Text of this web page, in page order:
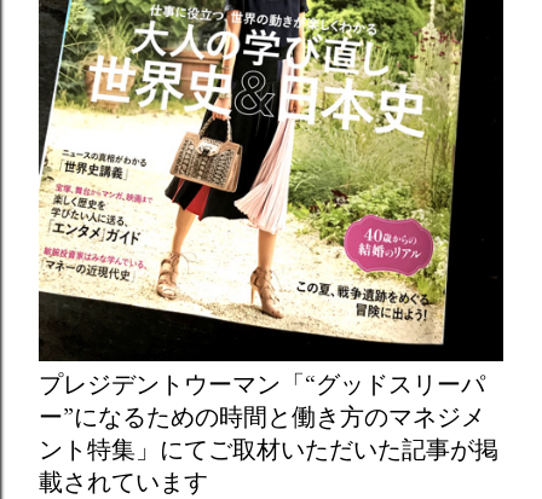
プレジデントウーマン「“グッドスリーパ
ー”になるための時間と働き方のマネジメ
ント特集」にてご取材いただいた記事が掲
載されています